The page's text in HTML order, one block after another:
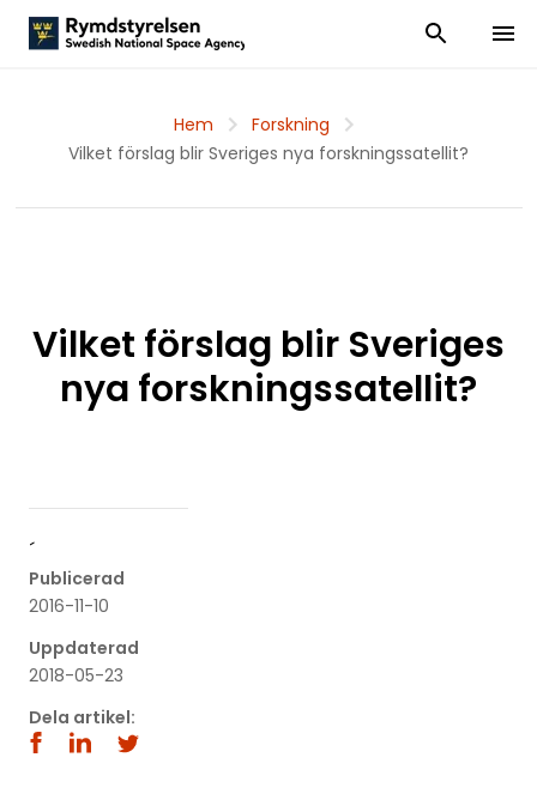
Visa och dölj
Visa
Hem
Forskning
Vilket förslag blir Sveriges nya forskningssatellit?
Vilket förslag blir Sveriges
nya forskningssatellit?
´
Publicerad
2016-11-10
Uppdaterad
2018-05-23
Dela artikel: